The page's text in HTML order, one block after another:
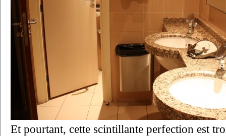
Et pourtant, cette scintillante perfection est